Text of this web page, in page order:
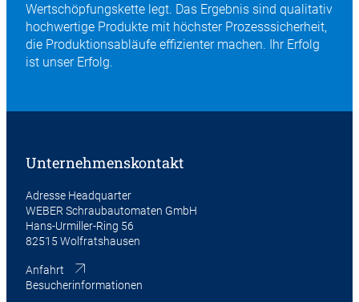
Wertschöpfungskette legt. Das Ergebnis sind qualitativ
hochwertige Produkte mit höchster Prozesssicherheit,
die Produktionsabläufe effizienter machen. Ihr Erfolg
ist unser Erfolg.
Unternehmenskontakt
Adresse Headquarter
WEBER Schraubautomaten GmbH
Hans-Urmiller-Ring 56
82515 Wolfratshausen
Anfahrt
Besucherinformationen